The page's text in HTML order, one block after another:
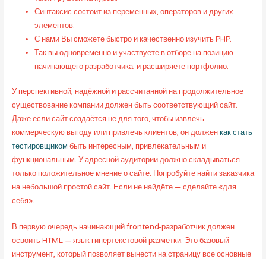
Синтаксис состоит из переменных, операторов и других
элементов.
С нами Вы сможете быстро и качественно изучить PHP.
Так вы одновременно и участвуете в отборе на позицию
начинающего разработчика, и расширяете портфолио.
У перспективной, надёжной и рассчитанной на продолжительное
существование компании должен быть соответствующий сайт.
Даже если сайт создаётся не для того, чтобы извлечь
коммерческую выгоду или привлечь клиентов, он долженкак стать
тестировщиком быть интересным, привлекательным и
функциональным. У адресной аудитории должно складываться
только положительное мнение о сайте. Попробуйте найти заказчика
на небольшой простой сайт. Если не найдёте — сделайте «для
себя».
В первую очередь начинающий frontend-разработчик должен
освоить HTML — язык гипертекстовой разметки. Это базовый
инструмент, который позволяет вынести на страницу все основные